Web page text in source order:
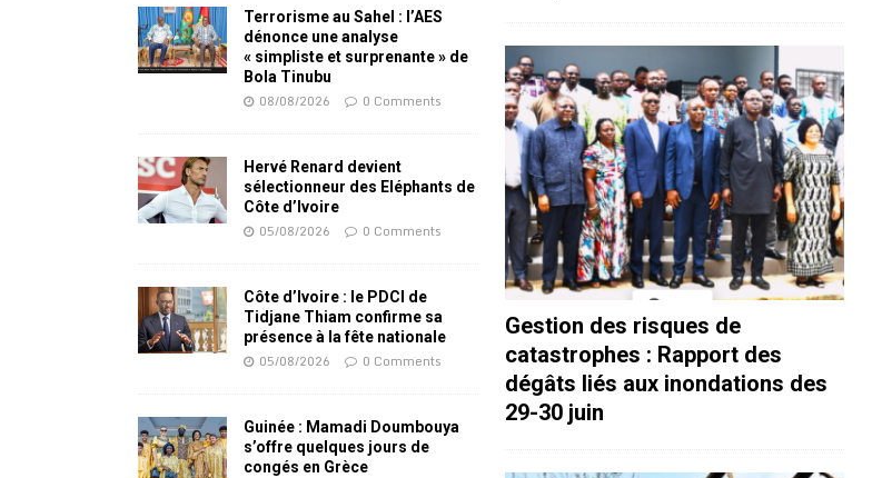
Terrorisme au Sahel : l’AES
dénonce une analyse
« simpliste et surprenante » de
Bola Tinubu
08/08/2026 0 Comments
Hervé Renard devient
sélectionneur des Eléphants de
Côte d’Ivoire
05/08/2026 0 Comments
Côte d’Ivoire : le PDCI de
Tidjane Thiam confirme sa
présence à la fête nationale
05/08/2026 0 Comments
Guinée : Mamadi Doumbouya
s’offre quelques jours de
congés en Grèce
Gestion des risques de
catastrophes : Rapport des
dégâts liés aux inondations des
29-30 juin